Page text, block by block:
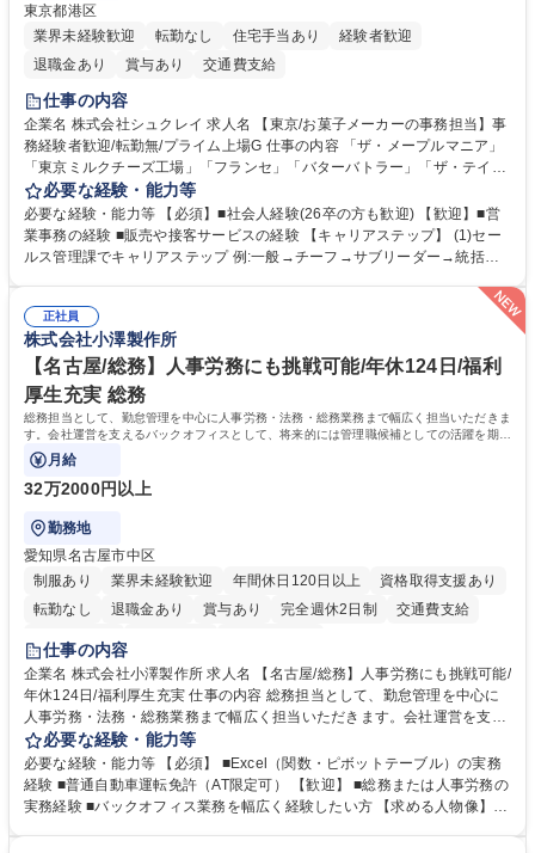
東京都港区
業界未経験歓迎
転勤なし 住宅手当あり
経験者歓迎
退職金あり
賞与あり 交通費支給
仕事の内容
企業名 株式会社シュクレイ 求人名 【東京/お菓子メーカーの事務担当】事
務経験者歓迎/転勤無/プライム上場G 仕事の内容 「ザ・メープルマニア」
「東京ミルクチーズ工場」「フランセ」「バターバトラー」「ザ・テイラ
ー」「DROOLY」等のブランドを多数展開する当社にて、オリジナル菓子
ブランド商品の事務業務をお任せいたします。 【具体的な業務内容】 ■店
舗からの発注受付/PC入力業務 ■受電対応(社内/社外) ■商品のマスター登
録 ■日々の売上抽出・報告 ■提携企業への書類送付業務 ■契約書管理業務
必要な経験・能力等
必要な経験・能力等 【必須】■社会人経験(26卒の方も歓迎) 【歓迎】■営
業事務の経験 ■販売や接客サービスの経験 【キャリアステップ】 (1)セー
ルス管理課でキャリアステップ 例:一般→チーフ→サブリーダー→統括リ
験で経営管理部内で経理へ異動した方もいらっしゃいます。年3回の面談
や個別面談を通してご自身のキャリアと向き合っていただき、会社として
もバックアップしていきます。 学歴・資格 学歴：大学院 大学 高専 短大
専修学校 高校 語学力： 資格：
正社員
株式会社小澤製作所
【名古屋/総務】人事労務にも挑戦可能/年休124日/福利
厚生充実 総務
総務担当として、勤怠管理を中心に人事労務・法務・総務業務まで幅広く担当いただきま
す。会社運営を支えるバックオフィスとして、将来的には管理職候補としての活躍を期待
しています。
月給
32万2000円以上
勤務地
愛知県名古屋市中区
制服あり
業界未経験歓迎 年間休日120日以上
資格取得支援あり
転勤なし
退職金あり 賞与あり 完全週休2日制
交通費支給
駅近5分以内
仕事の内容
企業名 株式会社小澤製作所 求人名 【名古屋/総務】人事労務にも挑戦可能/
年休124日/福利厚生充実 仕事の内容 総務担当として、勤怠管理を中心に
人事労務・法務・総務業務まで幅広く担当いただきます。会社運営を支え
るバックオフィスとして、将来的には管理職候補としての活躍を期待して
います。 勤怠管理や入退社手続き、社会保険手続き、採用補助などの人事
労務業務を中心に、契約書管理、備品・設備管理、株主総会・取締役会運
営などの総務業務も担当します。また、コンプライアンス推進や個人情報
必要な経験・能力等
必要な経験・能力等 【必須】 ■Excel（関数・ピボットテーブル）の実務
経験 ■普通自動車運転免許（AT限定可） 【歓迎】 ■総務または人事労務の
実務経験 ■バックオフィス業務を幅広く経験したい方 【求める人物像】